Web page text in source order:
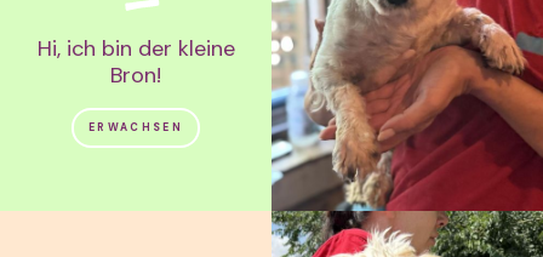
Hi, ich bin der kleine
Bron!
ERWACHSEN